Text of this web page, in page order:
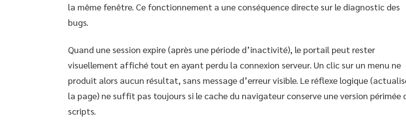
la même fenêtre. Ce fonctionnement a une conséquence directe sur le diagnostic des
bugs.
Quand une session expire (après une période d’inactivité), le portail peut rester
visuellement affiché tout en ayant perdu la connexion serveur. Un clic sur un menu ne
produit alors aucun résultat, sans message d’erreur visible. Le réflexe logique
la page) ne suffit pas toujours si le cache du navigateur conserve une version périmée
scripts.